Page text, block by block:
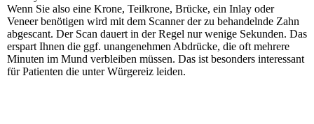
Wenn Sie also eine Krone, Teil­krone, Brücke, ein Inlay oder
Veneer benötigen wird mit dem Scanner der zu be­han­del­nde Zahn
abgescant. Der Scan dauert in der Regel nur wenige Sekunden. Das
erspart Ihnen die ggf. un­an­ge­nehmen Abdrücke, die oft mehrere
Minuten im Mund verbleiben müs­sen. Das ist besonders interessant
für Patienten die unter Würgereiz leiden.